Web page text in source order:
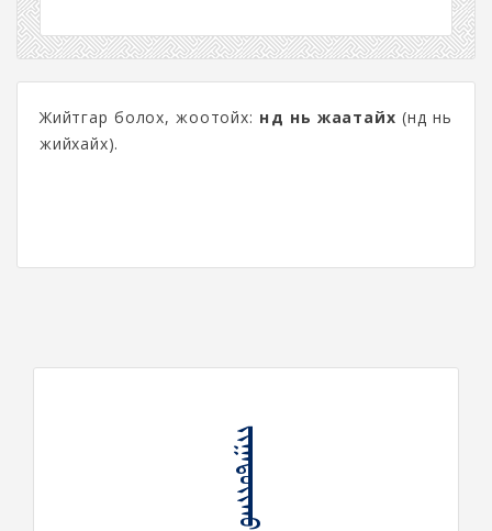
Жийтгар болох, жоотойх: нүд нь жаатайх (нүд нь
жийхайх).
ᠵᠢᠭᠠᠲᠤᠶᠢᠬᠤ